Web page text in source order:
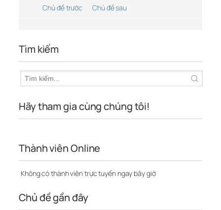
Chủ đề trước Chủ đề sau
Tìm kiếm
Hãy tham gia cùng chúng tôi!
Thành viên Online
Không có thành viên trực tuyến ngay bây giờ
Chủ đề gần đây